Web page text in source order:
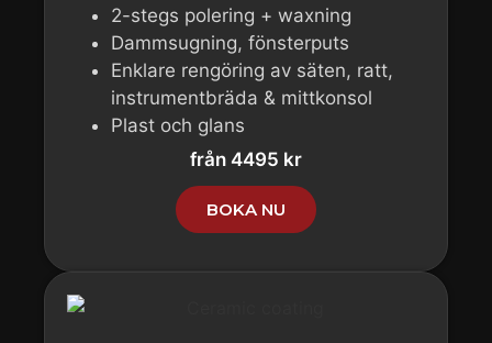
2-stegs polering + waxning
Dammsugning, fönsterputs
Enklare rengöring av säten, ratt,
instrumentbräda & mittkonsol
Plast och glans
från 4495 kr
BOKA NU